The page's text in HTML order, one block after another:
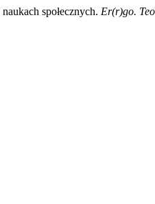
społecznych. Er(r)go.